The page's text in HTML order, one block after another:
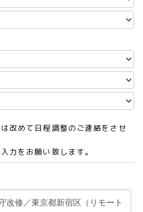
改めて日程調整のご連絡をさせ
力をお願い致します。